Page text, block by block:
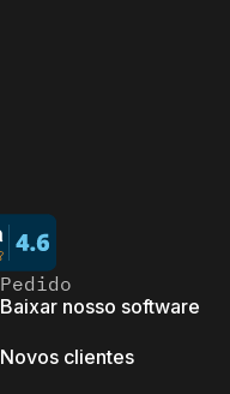
Pedido
Baixar nosso software
Novos clientes